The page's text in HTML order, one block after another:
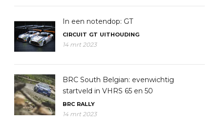
In een notendop: GT
CIRCUIT GT UITHOUDING
14 mrt 2023
BRC South Belgian: evenwichtig
startveld in VHRS 65 en 50
BRC RALLY
14 mrt 2023